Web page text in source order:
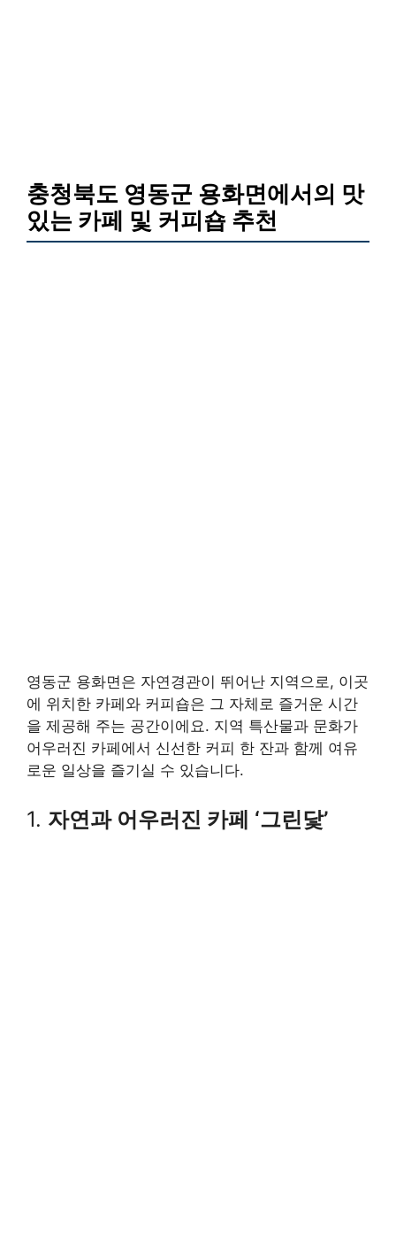
충청북도 영동군 용화면에서의 맛
있는 카페 및 커피숍 추천
영동군 용화면은 자연경관이 뛰어난 지역으로, 이곳
에 위치한 카페와 커피숍은 그 자체로 즐거운 시간
을 제공해 주는 공간이에요. 지역 특산물과 문화가
어우러진 카페에서 신선한 커피 한 잔과 함께 여유
로운 일상을 즐기실 수 있습니다.
1. 자연과 어우러진 카페 ‘그린닻’